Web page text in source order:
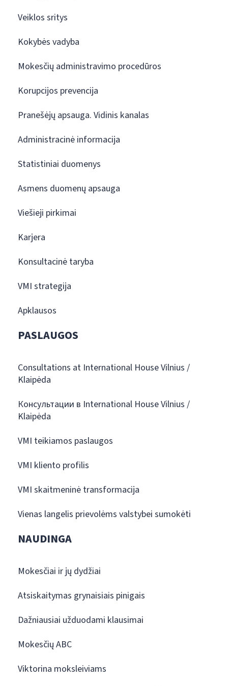
Veiklos sritys
Kokybės vadyba
Mokesčių administravimo procedūros
Korupcijos prevencija
Pranešėjų apsauga. Vidinis kanalas
Administracinė informacija
Statistiniai duomenys
Asmens duomenų apsauga
Viešieji pirkimai
Karjera
Konsultacinė taryba
VMI strategija
Apklausos
PASLAUGOS
Consultations at International House Vilnius /
Klaipėda
Консультации в International House Vilnius /
Klaipėda
VMI teikiamos paslaugos
VMI kliento profilis
VMI skaitmeninė transformacija
Vienas langelis prievolėms valstybei sumokėti
NAUDINGA
Mokesčiai ir jų dydžiai
Atsiskaitymas grynaisiais pinigais
Dažniausiai užduodami klausimai
Mokesčių ABC
Viktorina moksleiviams